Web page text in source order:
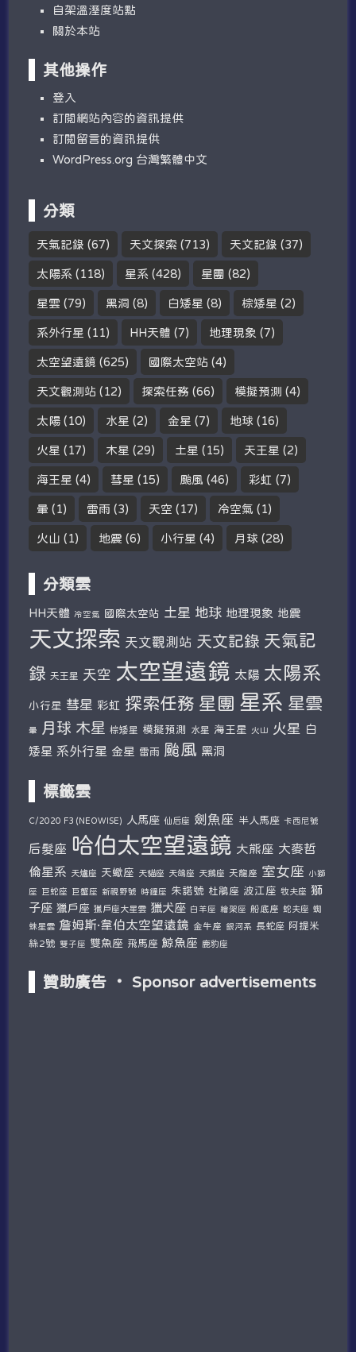
自架溫溼度站點
關於本站
其他操作
登入
訂閱網站內容的資訊提供
訂閱留言的資訊提供
WordPress.org 台灣繁體中文
分類
天氣記錄 (67) 天文探索 (713) 天文記錄 (37)
太陽系 (118) 星系 (428) 星團 (82)
星雲 (79) 黑洞 (8) 白矮星 (8) 棕矮星 (2)
系外行星 (11) HH天體 (7) 地理現象 (7)
太空望遠鏡 (625) 國際太空站 (4)
天文觀測站 (12) 探索任務 (66) 模擬預測 (4)
太陽 (10) 水星 (2) 金星 (7) 地球 (16)
火星 (17) 木星 (29) 土星 (15) 天王星 (2)
海王星 (4) 彗星 (15) 颱風 (46) 彩虹 (7)
暈 (1) 雷雨 (3) 天空 (17) 冷空氣 (1)
火山 (1) 地震 (6) 小行星 (4) 月球 (28)
分類雲
HH天體 冷空氣 國際太空站 土星 地球 地理現象 地震
天文探索 天文觀測站 天文記錄 天氣記
錄 天王星 天空 太空望遠鏡 太陽 太陽系
小行星 彗星 彩虹 探索任務 星團 星系 星雲
暈 月球 木星 棕矮星 模擬預測 水星 海王星 火山 火星 白
矮星 系外行星 金星 雷雨 颱風 黑洞
標籤雲
C/2020 F3 (NEOWISE) 人馬座 仙后座 劍魚座 半人馬座 卡西尼號
后髮座 哈伯太空望遠鏡 大熊座 大麥哲
倫星系
天爐座 天蠍座 天貓座 天鴿座 天鵝座 天龍座 室女座 小獅
座 巨蛇座 巨蟹座 新視野號 時鐘座 朱諾號 杜鵑座 波江座 牧夫座
獅
子座 獵戶座 獵戶座大星雲 獵犬座 白羊座 繪架座 船底座 蛇夫座 蜘
蛛星雲 詹姆斯·韋伯太空望遠鏡 金牛座 銀河系 長蛇座 阿提米
絲2號
雙子座 雙魚座 飛馬座 鯨魚座 鹿豹座
贊助廣告 ‧ Sponsor advertisements